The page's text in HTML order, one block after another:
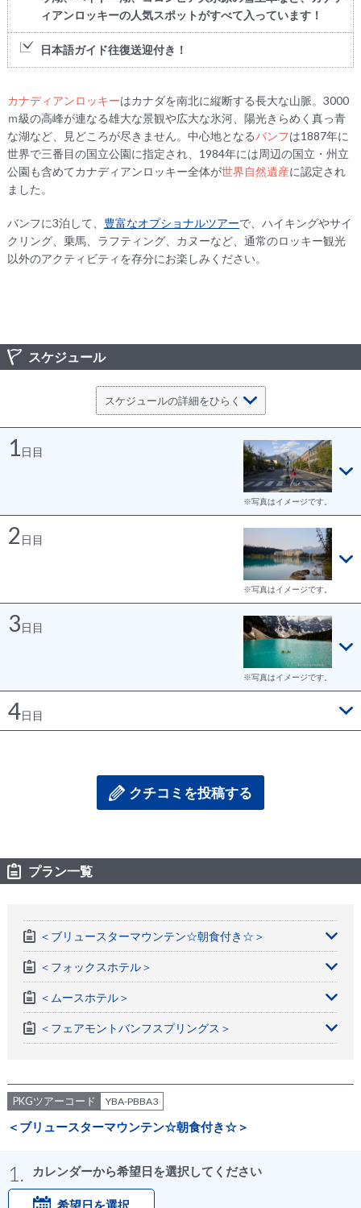
ィアンロッキーの人気スポットがすべて入っています！
日本語ガイド往復送迎付き！
カナディアンロッキーはカナダを南北に縦断する長大な山脈。3000
ｍ級の高峰が連なる雄大な景観や広大な氷河、陽光きらめく真っ青
な湖など、見どころが尽きません。中心地となるバンフは1887年に
世界で三番目の国立公園に指定され、1984年には周辺の国立・州立
公園も含めてカナディアンロッキー全体が世界自然遺産に認定され
ました。
バンフに3泊して、 豊富なオプショナルツアーで、ハイキングやサイ
クリング、乗馬、ラフティング、カヌーなど、通常のロッキー観光
以外のアクティビティを存分にお楽しみください。
スケジュール
1 日目
※写真はイメージです。
2 日目
※写真はイメージです。
3日目
※写真はイメージです。
4日目
クチコミを投稿する
プラン一覧
＜ブリュースターマウンテン☆朝食付き☆＞
＜フォックスホテル＞
＜ムースホテル＞
＜フェアモントバンフスプリングス＞
PKGツアーコード YBA-PBBA3
＜ブリュースターマウンテン☆朝食付き☆＞
1. カレンダーから希望日を選択してください
希望日を選択